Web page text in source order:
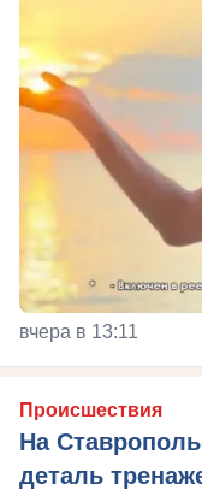
вчера в 13:11
Происшествия
На
деталь